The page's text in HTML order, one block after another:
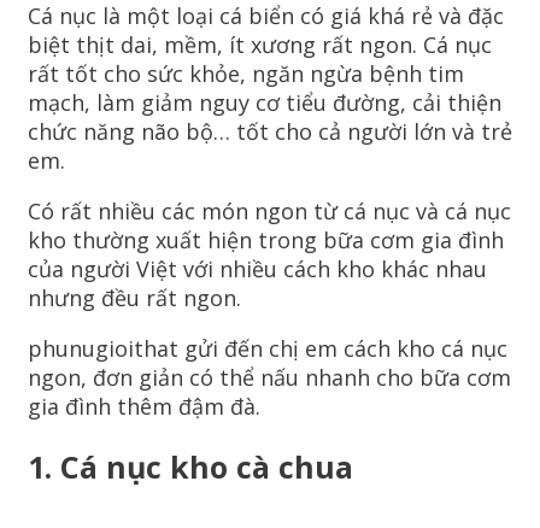
Cá nục là một loại cá biển có giá khá rẻ và đặc
biệt thịt dai, mềm, ít xương rất ngon. Cá nục
rất tốt cho sức khỏe, ngăn ngừa bệnh tim
mạch, làm giảm nguy cơ tiểu đường, cải thiện
chức năng não bộ… tốt cho cả người lớn và trẻ
em.
Có rất nhiều các món ngon từ cá nục và cá nục
kho thường xuất hiện trong bữa cơm gia đình
của người Việt với nhiều cách kho khác nhau
nhưng đều rất ngon.
phunugioithat gửi đến chị em cách kho cá nục
ngon, đơn giản có thể nấu nhanh cho bữa cơm
gia đình thêm đậm đà.
1. Cá nục kho cà chua